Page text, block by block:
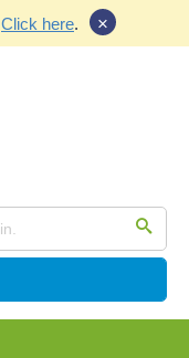
Click here. ×